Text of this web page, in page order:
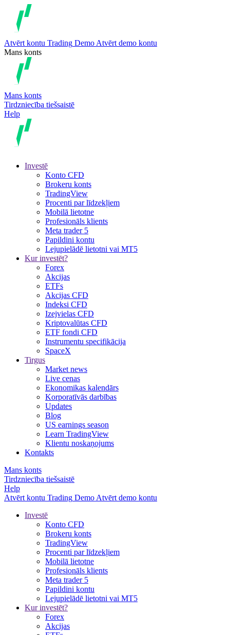
Atvērt kontu Trading Demo Atvērt demo kontu
Mans konts
Mans konts
Tirdzniecība tiešsaistē
Help
Investē
Konto CFD
Brokeru konts
TradingView
Procenti par līdzekļiem
Mobilā lietotne
Profesionāls klients
Meta trader 5
Papildini kontu
Lejupielādē lietotni vai MT5
Kur investēt?
Forex
Akcijas
ETFs
Akcijas CFD
Indeksi CFD
Izejvielas CFD
Kriptovalūtas CFD
ETF fondi CFD
Instrumentu specifikācija
SpaceX
Tirgus
Market news
Live cenas
Ekonomikas kalendārs
Korporatīvās darbības
Updates
Blog
US earnings season
Learn TradingView
Klientu noskaņojums
Kontakts
Mans konts
Tirdzniecība tiešsaistē
Help
Atvērt kontu Trading Demo Atvērt demo kontu
Investē
Konto CFD
Brokeru konts
TradingView
Procenti par līdzekļiem
Mobilā lietotne
Profesionāls klients
Meta trader 5
Papildini kontu
Lejupielādē lietotni vai MT5
Kur investēt?
Forex
Akcijas